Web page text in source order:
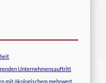
Unternehmensauftritt
mit ökologischem mehrwert